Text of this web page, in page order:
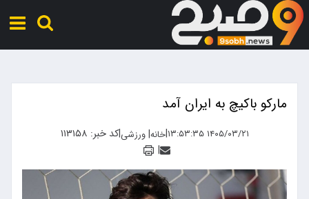
مارکو باکیچ به ایران آمد
۱۴۰۵/۰۳/۲۱ ۱۳:۵۳:۳۵ |خانه|ورزشی|کد خبر: ۱۱۳۱۵۸
|